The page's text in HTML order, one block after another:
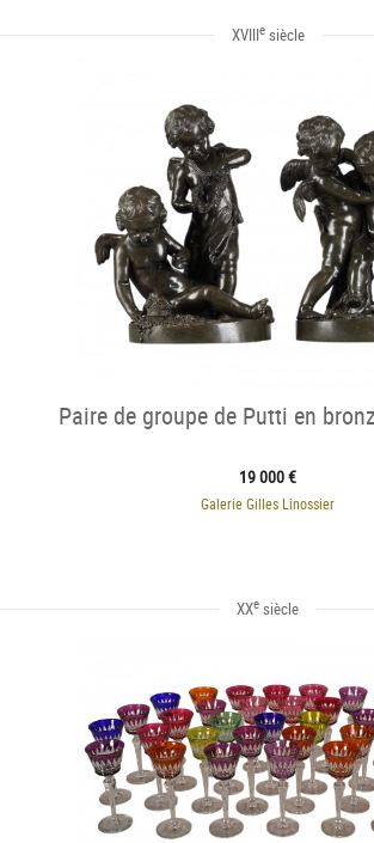
XVIIIesiècle
Paire de groupe de Putti en
19 000 €
Galerie Gilles Linossier
XXe siècle